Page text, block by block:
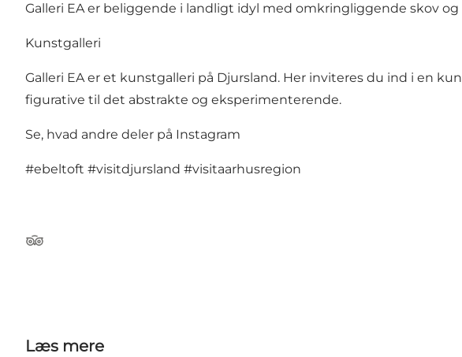
Galleri EA er beliggende i landligt idyl med omkringliggende skov og
Kunstgalleri
Galleri EA er et kunstgalleri på Djursland. Her inviteres du ind i en
figurative til det abstrakte og eksperimenterende.
Se, hvad andre deler på Instagram
#ebeltoft #visitdjursland #visitaarhusregion
TripAdvisor
Læs mere